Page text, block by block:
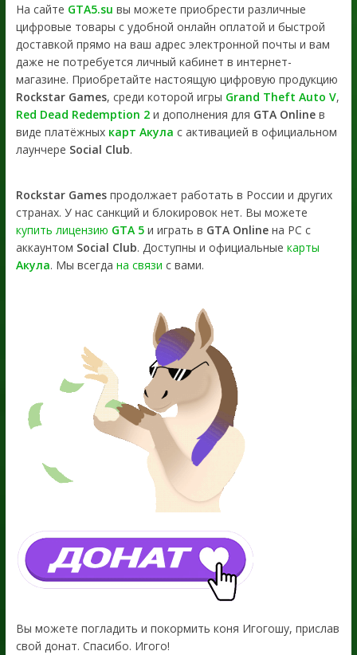
На сайте GTA5.su вы можете приобрести различные
цифровые товары с удобной онлайн оплатой и быстрой
доставкой прямо на ваш адрес электронной почты и вам
даже не потребуется личный кабинет в интернет-
магазине. Приобретайте настоящую цифровую продукцию
Rockstar Games, среди которой игры Grand Theft Auto V,
Red Dead Redemption 2и дополнения для GTA Onlineв
виде платёжных карт Акула с активацией в официальном
лаунчере Social Club.
Rockstar Gamesпродолжает работать в России и других
странах. У нас санкций и блокировок нет. Вы можете
купить лицензию GTA 5и играть в GTA Onlineна PC с
аккаунтом Social Club. Доступны и официальные карты
Акула. Мы всегда на связи с вами.
Вы можете погладить и покормить коня Игогошу, прислав
свой донат. Спасибо. Игого!